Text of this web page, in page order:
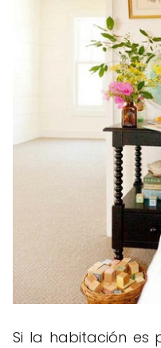
Si la habitación es